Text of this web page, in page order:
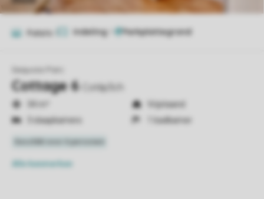
Foto's Indeling
Sequoia Parc
Cottage 6 Cot6p3ch
Vrijstaand
3 slaapkamers
1 badkamer
Alle kenmerken